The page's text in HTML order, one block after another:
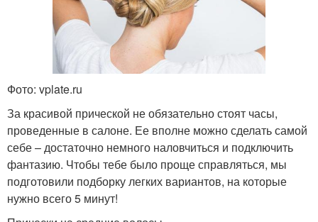
Фото: vplate.ru
За красивой прической не обязательно стоят часы,
проведенные в салоне. Ее вполне можно сделать самой
себе – достаточно немного наловчиться и подключить
фантазию. Чтобы тебе было проще справляться, мы
подготовили подборку легких вариантов, на которые
нужно всего 5 минут!